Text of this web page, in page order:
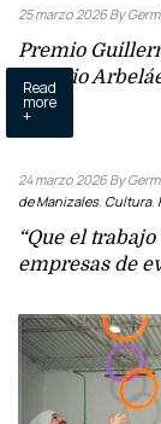
25 marzo 2026 By
Premio
Octavio
Read
more
+
24 marzo 2026 By
de Manizales, Cultura,
“Que el
empresas de